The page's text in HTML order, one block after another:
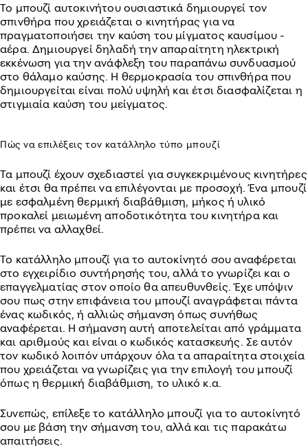
Το μπουζί αυτοκινήτου ουσιαστικά δημιουργεί τον
σπινθήρα που χρειάζεται ο κινητήρας για να
πραγματοποιήσει την καύση του μίγματος καυσίμου -
αέρα. Δημιουργεί δηλαδή την απαραίτητη ηλεκτρική
εκκένωση για την ανάφλεξη του παραπάνω συνδυασμού
στο θάλαμο καύσης. Η θερμοκρασία του σπινθήρα που
δημιουργείται είναι πολύ υψηλή και έτσι διασφαλίζεται η
στιγμιαία καύση του μείγματος.
Πώς να επιλέξεις τον κατάλληλο τύπο μπουζί
Τα μπουζί έχουν σχεδιαστεί για συγκεκριμένους κινητήρες
και έτσι θα πρέπει να επιλέγονται με προσοχή. Ένα μπουζί
με εσφαλμένη θερμική διαβάθμιση, μήκος ή υλικό
προκαλεί μειωμένη αποδοτικότητα του κινητήρα και
πρέπει να αλλαχθεί.
Το κατάλληλο μπουζί για το αυτοκίνητό σου αναφέρεται
στο εγχειρίδιο συντήρησής του, αλλά το γνωρίζει και ο
επαγγελματίας στον οποίο θα απευθυνθείς. Έχε υπόψιν
σου πως στην επιφάνεια του μπουζί αναγράφεται πάντα
ένας κωδικός, ή αλλιώς σήμανση όπως συνήθως
αναφέρεται. Η σήμανση αυτή αποτελείται από γράμματα
και αριθμούς και είναι ο κωδικός κατασκευής. Σε αυτόν
τον κωδικό λοιπόν υπάρχουν όλα τα απαραίτητα στοιχεία
που χρειάζεται να γνωρίζεις για την επιλογή του μπουζί
όπως η θερμική διαβάθμιση, το υλικό κ.α.
Συνεπώς, επίλεξε το κατάλληλο μπουζί για το αυτοκίνητό
σου με βάση την σήμανση του, αλλά και τις παρακάτω
απαιτήσεις.